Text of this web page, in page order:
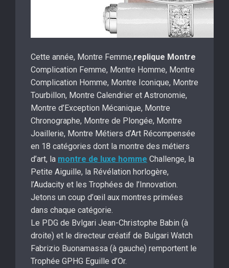
Cette année, Montre Femme,replique Montre
Complication Femme, Montre Homme, Montre
Complication Homme, Montre Iconique, Montre
Tourbillon, Montre Calendrier et Astronomie,
Montre d’Exception Mécanique, Montre
Chronographe, Montre de Plongée, Montre
Joaillerie, Montre Métiers d’Art Récompensée
en 18 catégories dont la montre des métiers
d’art, la montre de luxe homme Challenge, la
Petite Aiguille, la Révélation horlogère,
l’Audacity et les Trophées de l’Innovation.
Jetons un coup d’œil aux montres primées
dans chaque catégorie.
Le PDG de Bvlgari Jean-Christophe Babin (à
droite) et le directeur créatif de Bulgari Watch
Fabrizio Buonamassa (à gauche) remportent le
Trophée GPHG Eguille d’Or.